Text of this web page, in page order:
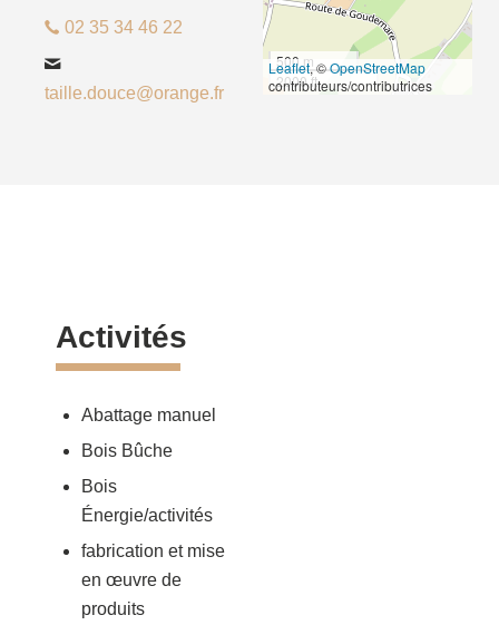
02 35 34 46 22
taille.douce@orange.fr
500 m
2000 ft
Leaflet, ©OpenStreetMap
contributeurs/contributrices
Activités
Abattage manuel
Bois Bûche
Bois
Énergie/activités
fabrication et mise
en œuvre de
produits